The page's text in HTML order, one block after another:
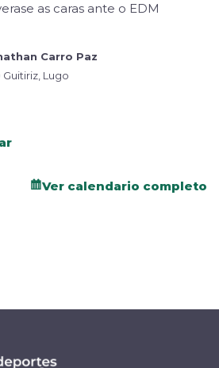
as caras ante o EDM
Carro Paz
Guitiriz, Lugo
Ver calendario completo